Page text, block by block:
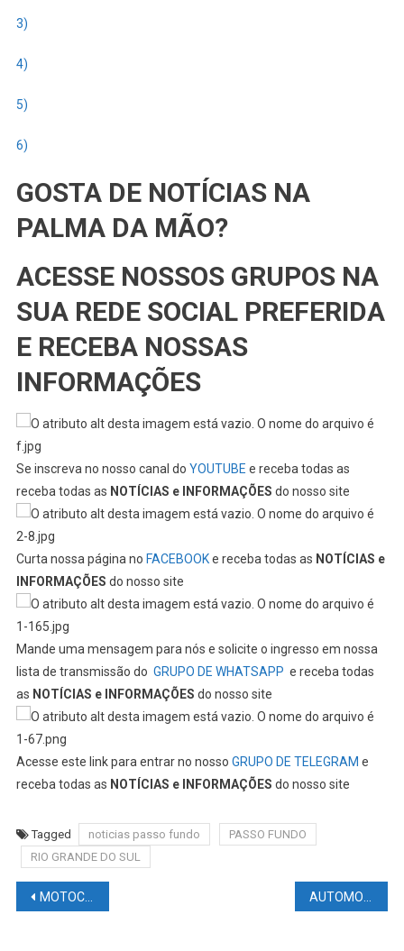
3)
4)
5)
6)
GOSTA DE NOTÍCIAS NA
PALMA DA MÃO?
ACESSE NOSSOS GRUPOS NA
SUA REDE SOCIAL PREFERIDA
E RECEBA NOSSAS
INFORMAÇÕES
Se inscreva no nosso canal do YOUTUBE e receba todas as
receba todas as NOTÍCIAS e INFORMAÇÕES do nosso site
Curta nossa página no FACEBOOKe receba todas as NOTÍCIAS e
INFORMAÇÕES do nosso site
Mande uma mensagem para nós e solicite o ingresso em nossa
lista de transmissão do GRUPO DE WHATSAPP e receba todas
as NOTÍCIAS e INFORMAÇÕES do nosso site
Acesse este link para entrar no nosso GRUPO DE TELEGRAM e
receba todas as NOTÍCIAS e INFORMAÇÕES do nosso site
Tagged noticias passo fundo
PASSO FUNDO
RIO GRANDE DO SUL
Navegação
MOTOCICLISMO NEWS – MOTOGP: Site crava fim da carreira de Marc Márquez! Quem é o favorito para o GP da Argentina?